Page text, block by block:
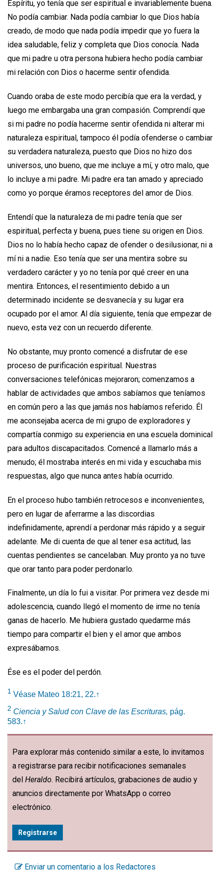
Espíritu, yo tenía que ser espiritual e invariablemente buena.
No podía cambiar. Nada podía cambiar lo que Dios había
creado, de modo que nada podía impedir que yo fuera la
idea saludable, feliz y completa que Dios conocía. Nada
que mi padre u otra persona hubiera hecho podía cambiar
mi relación con Dios o hacerme sentir ofendida.
Cuando oraba de este modo percibía que era la verdad, y
luego me embargaba una gran compasión. Comprendí que
si mi padre no podía hacerme sentir ofendida ni alterar mi
naturaleza espiritual, tampoco él podía ofenderse o cambiar
su verdadera naturaleza, puesto que Dios no hizo dos
universos, uno bueno, que me incluye a mí, y otro malo, que
lo incluye a mi padre. Mi padre era tan amado y apreciado
como yo porque éramos receptores del amor de Dios.
Entendí que la naturaleza de mi padre tenía que ser
espiritual, perfecta y buena, pues tiene su origen en Dios.
Dios no lo había hecho capaz de ofender o desilusionar, ni a
mí ni a nadie. Eso tenía que ser una mentira sobre su
verdadero carácter y yo no tenía por qué creer en una
mentira. Entonces, el resentimiento debido a un
determinado incidente se desvanecía y su lugar era
ocupado por el amor. Al día siguiente, tenía que empezar de
nuevo, esta vez con un recuerdo diferente.
No obstante, muy pronto comencé a disfrutar de ese
proceso de purificación espiritual. Nuestras
conversaciones telefónicas mejoraron; comenzamos a
hablar de actividades que ambos sabíamos que teníamos
en común pero a las que jamás nos habíamos referido. Él
me aconsejaba acerca de mi grupo de exploradores y
compartía conmigo su experiencia en una escuela dominical
para adultos discapacitados. Comencé a llamarlo más a
menudo; él mostraba interés en mi vida y escuchaba mis
respuestas, algo que nunca antes había ocurrido.
En el proceso hubo también retrocesos e inconvenientes,
pero en lugar de aferrarme a las discordias
indefinidamente, aprendí a perdonar más rápido y a seguir
adelante. Me di cuenta de que al tener esa actitud, las
cuentas pendientes se cancelaban. Muy pronto ya no tuve
que orar tanto para poder perdonarlo.
Finalmente, un día lo fui a visitar. Por primera vez desde mi
adolescencia, cuando llegó el momento de irme no tenía
ganas de hacerlo. Me hubiera gustado quedarme más
tiempo para compartir el bien y el amor que ambos
expresábamos.
Ése es el poder del perdón.
1 Véase Mateo 18:21, 22.↑
2 Ciencia y Salud con Clave de las Escrituras, pág.
583.↑
Para explorar más contenido similar a este, lo invitamos
a registrarse para recibir notificaciones semanales
del Heraldo. Recibirá artículos, grabaciones de audio y
anuncios directamente por WhatsApp o correo
electrónico.
Registrarse
Enviar un comentario a los Redactores